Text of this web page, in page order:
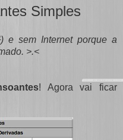
Simples
e sem Internet porque a
>.<
! Agora vai ficar